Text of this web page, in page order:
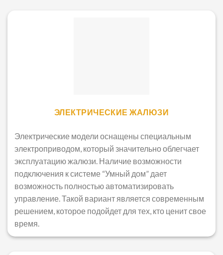
ЭЛЕКТРИЧЕСКИЕ ЖАЛЮЗИ
Электрические модели оснащены специальным
электроприводом, который значительно облегчает
эксплуатацию жалюзи. Наличие возможности
подключения к системе “Умный дом” дает
возможность полностью автоматизировать
управление. Такой вариант является современным
решением, которое подойдет для тех, кто ценит свое
время.